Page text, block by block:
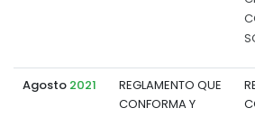
Agosto 2021
REGLAMENTO QUE
CONFORMA Y